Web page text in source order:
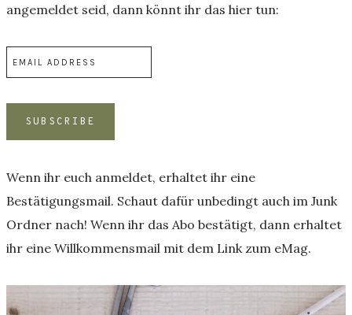
angemeldet seid, dann könnt ihr das hier tun:
Wenn ihr euch anmeldet, erhaltet ihr eine
Bestätigungsmail. Schaut dafür unbedingt auch im Junk
Ordner nach! Wenn ihr das Abo bestätigt, dann erhaltet
ihr eine Willkommensmail mit dem Link zum eMag.